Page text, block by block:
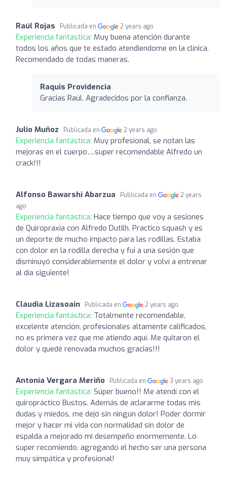
Raúl Rojas Publicada en 2 years ago
Experiencia fantástica: Muy buena atención durante
todos los años que te estado atendiendome en la clínica.
Recomendado de todas maneras.
Raquis Providencia
Gracias Raúl. Agradecidos por la confianza.
Julio Muñoz Publicada en 2 years ago
Experiencia fantástica: Muy profesional, se notan las
mejoras en el cuerpo….super recomendable Alfredo un
crack!!!
Alfonso Bawarshi Abarzua Publicada en
2 years
ago
Experiencia fantástica: Hace tiempo que voy a sesiones
de Quiropraxia con Alfredo Dutilh. Practico squash y es
un deporte de mucho impacto para las rodillas. Estaba
con dolor en la rodilla derecha y fui a una sesión que
disminuyó considerablemente el dolor y volví a entrenar
al día siguiente!
Claudia Lizasoain Publicada en 2 years ago
Experiencia fantástica: Totalmente recomendable,
excelente atención, profesionales altamente calificados,
no es primera vez que me atiendo aquí. Me quitaron el
dolor y quedé renovada muchos gracias!!!
Antonia Vergara Meriño Publicada en 3 years ago
Experiencia fantástica: Súper bueno!! Me atendí con el
quiropráctico Bustos. Además de aclararme todas mis
dudas y miedos, me dejó sin ningún dolor! Poder dormir
mejor y hacer mi vida con normalidad sin dolor de
espalda a mejorado mi desempeño enormemente. Lo
super recomiendo, agregando el hecho ser una persona
muy simpática y profesional!